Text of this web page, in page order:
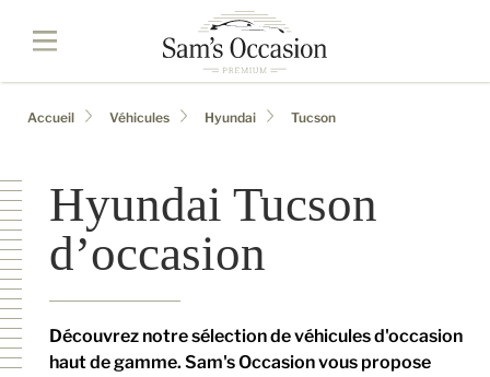
Accueil Véhicules Hyundai Tucson
Hyundai Tucson
d’occasion
Découvrez notre sélection de véhicules d'occasion
haut de gamme. Sam's Occasion vous propose